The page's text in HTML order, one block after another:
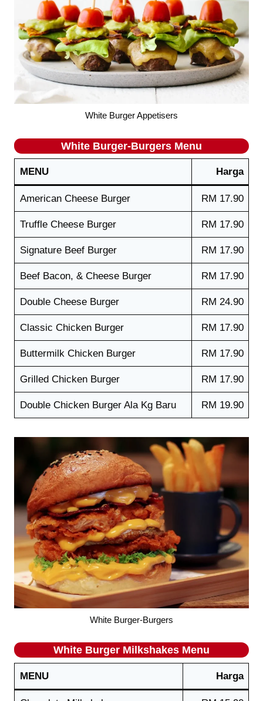
White Burger Appetisers
White Burger-Burgers Menu
MENU Harga
American Cheese Burger RM 17.90
Truffle Cheese Burger RM 17.90
Signature Beef Burger RM 17.90
Beef Bacon, & Cheese Burger RM 17.90
Double Cheese Burger RM 24.90
Classic Chicken Burger RM 17.90
Buttermilk Chicken Burger RM 17.90
Grilled Chicken Burger RM 17.90
Double Chicken Burger Ala Kg Baru RM 19.90
White Burger-Burgers
White Burger Milkshakes Menu
MENU Harga